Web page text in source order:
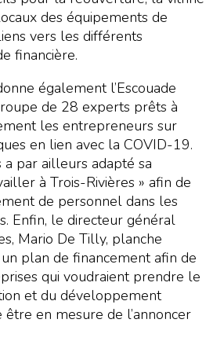
des équipements de
vers les différents
financière.
également l’Escouade
de 28 experts prêts à
les entrepreneurs sur
en lien avec la COVID-19.
a par ailleurs adapté sa
à Trois-Rivières » afin de
de personnel dans les
Enfin, le directeur général
Mario De Tilly, planche
plan de financement afin de
qui voudraient prendre le
et du développement
en mesure de l’annoncer